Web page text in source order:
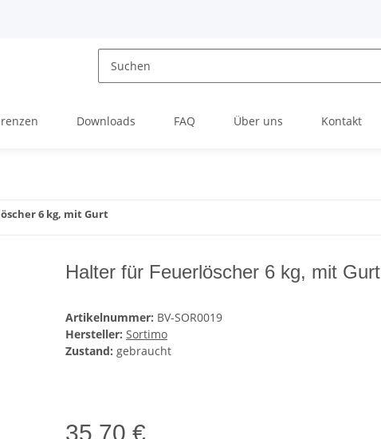
Downloads FAQ Über uns Kontakt
6 kg, mit Gurt
Halter für Feuerlöscher 6 kg, mit Gurt
Artikelnummer: BV-SOR0019
Hersteller: Sortimo
Zustand: gebraucht
35,70 €